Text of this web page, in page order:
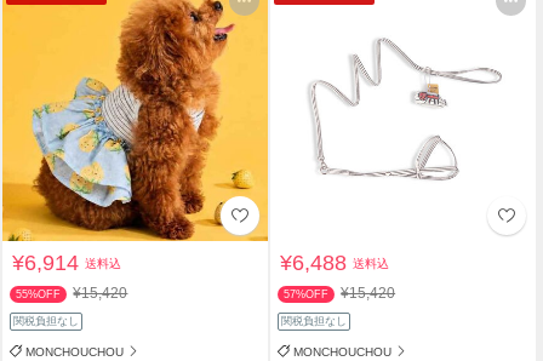
¥6,914送料込
55%OFF ¥15,420
関税負担なし
MONCHOUCHOU
¥6,488送料込
57%OFF ¥15,420
関税負担なし
MONCHOUCHOU